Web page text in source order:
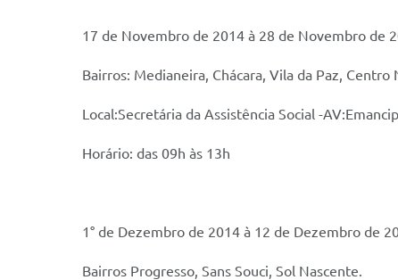
17 de Novembro de 2014 à 28 de Novembro de
Bairros: Medianeira, Chácara, Vila da Paz,
Local:Secretária da Assistência Social -
Horário: das 09h às 13h
1° de Dezembro de 2014 à 12 de Dezembro de
Bairros Progresso, Sans Souci, Sol Nascente.